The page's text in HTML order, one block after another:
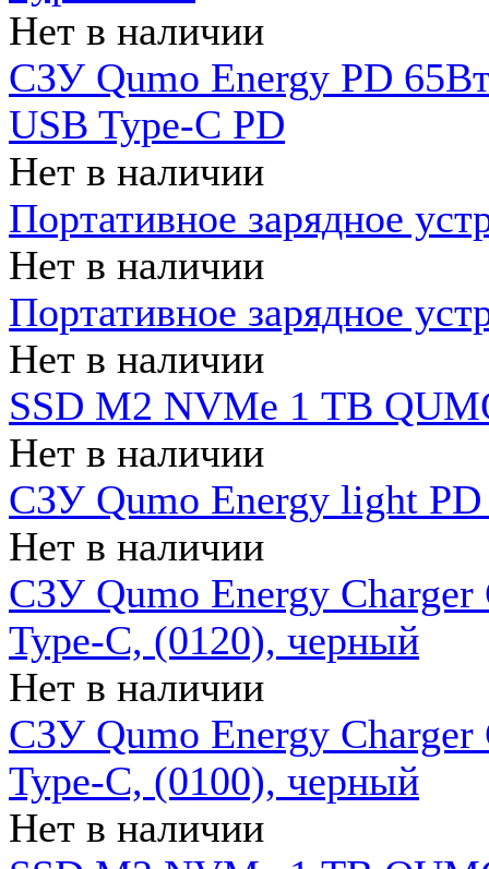
Нет в наличии
СЗУ Qumo Energy PD
USB Type-C PD
Нет в наличии
Портативное зарядное
Нет в наличии
Портативное зарядное
Нет в наличии
SSD M2 NVMe 1 ТB
Нет в наличии
СЗУ Qumo Energy light PD
Нет в наличии
СЗУ Qumo Energy
Type-C, (0120), черный
Нет в наличии
СЗУ Qumo Energy
Type-C, (0100), черный
Нет в наличии